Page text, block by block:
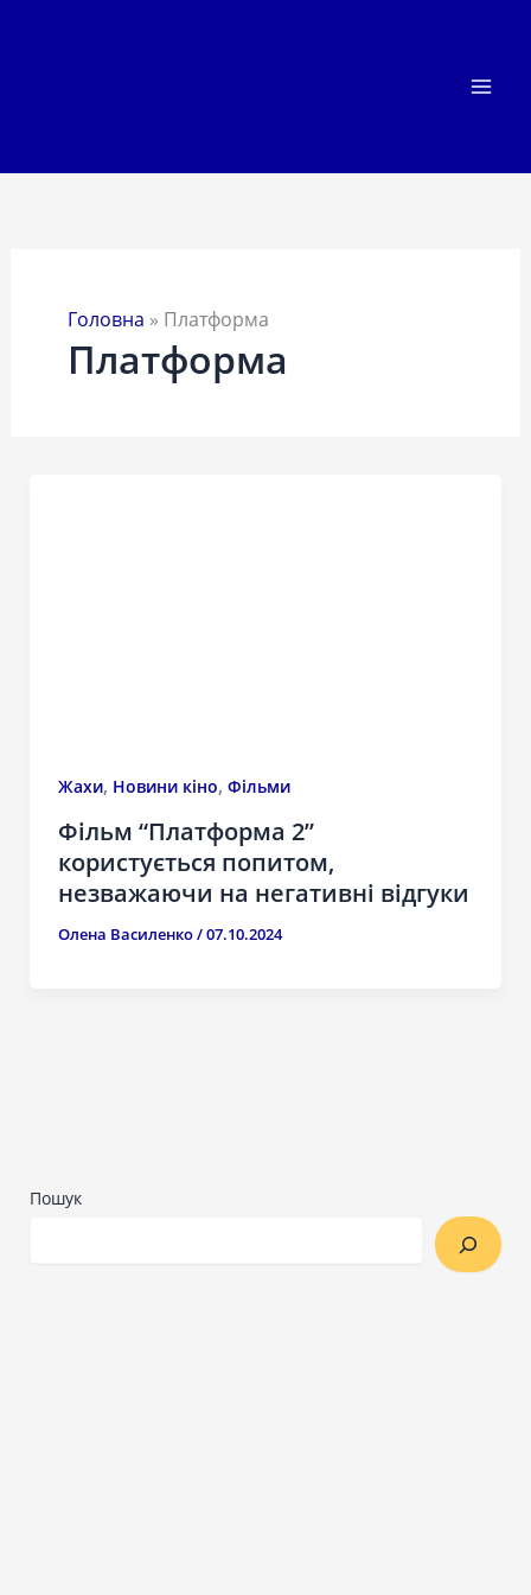
Головна » Платформа
Платформа
Жахи, Новини кіно, Фільми
Фільм “Платформа 2”
користується попитом,
незважаючи на негативні відгуки
Олена Василенко/07.10.2024
Пошук